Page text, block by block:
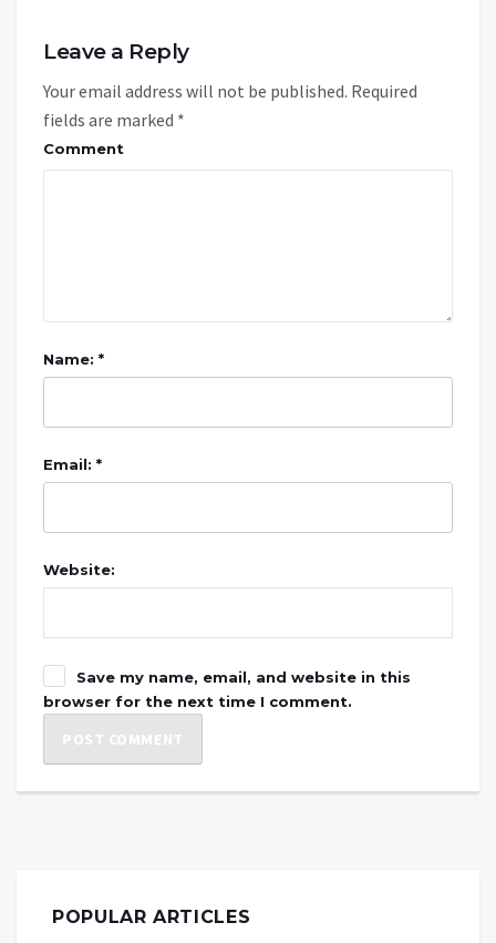
Leave a Reply
Your email address will not be published. Required
fields are marked *
Comment
Name: *
Email: *
Website:
Save my name, email, and website in this
browser for the next time I comment.
POPULAR ARTICLES